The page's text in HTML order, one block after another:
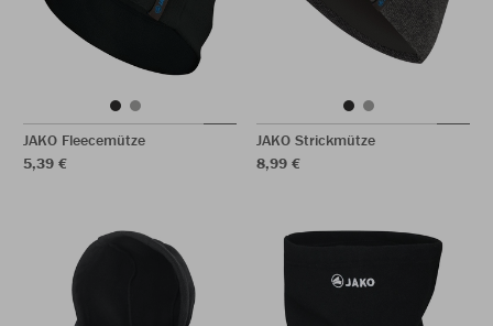
JAKO Fleecemütze
5,39 €
JAKO Strickmütze
8,99 €